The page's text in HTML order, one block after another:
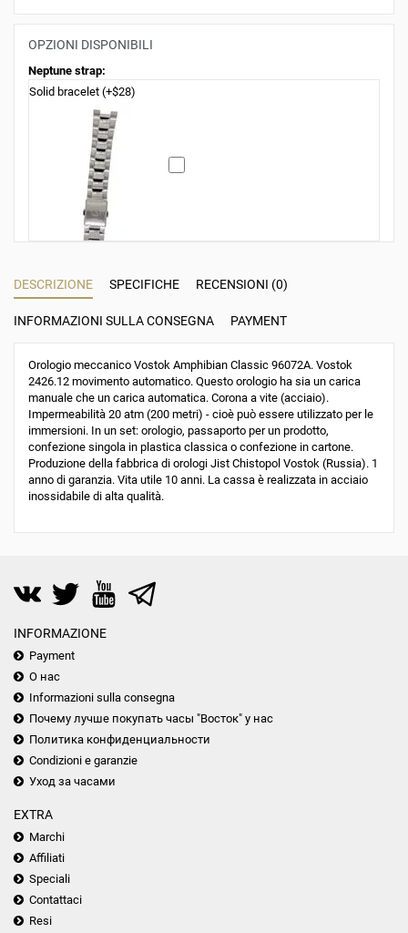
OPZIONI DISPONIBILI
Neptune strap:
Solid bracelet (+$28)
DESCRIZIONE SPECIFICHE RECENSIONI (0)
INFORMAZIONI SULLA CONSEGNA PAYMENT
Orologio meccanico Vostok Amphibian Classic 96072A. Vostok
2426.12 movimento automatico. Questo orologio ha sia un carica
manuale che un carica automatica. Corona a vite (acciaio).
Impermeabilità 20 atm (200 metri) - cioè può essere utilizzato per le
immersioni. In un set: orologio, passaporto per un prodotto,
confezione singola in plastica classica o confezione in cartone.
Produzione della fabbrica di orologi Jist Chistopol Vostok (Russia). 1
anno di garanzia. Vita utile 10 anni. La cassa è realizzata in acciaio
inossidabile di alta qualità.
INFORMAZIONE
Payment
О нас
Informazioni sulla consegna
Почему лучше покупать часы "Восток" у нас
Политика конфиденциальности
Condizioni e garanzie
Уход за часами
EXTRA
Marchi
Affiliati
Speciali
Contattaci
Resi